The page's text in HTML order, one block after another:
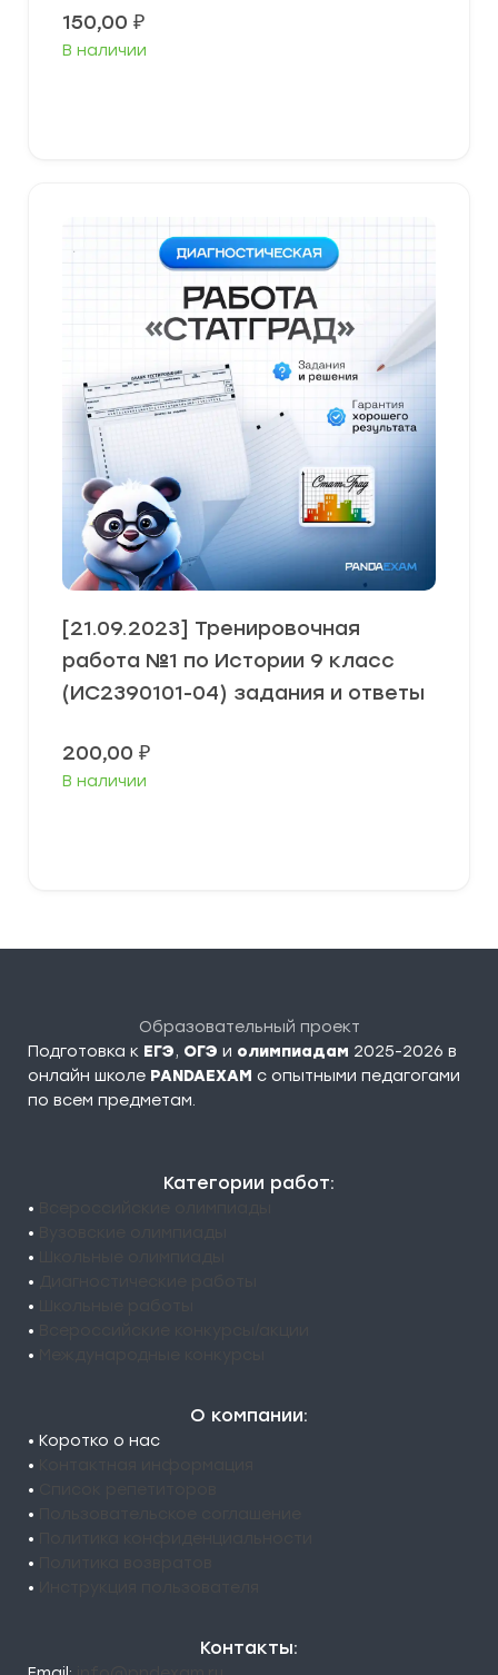
150,00 ₽
В наличии
[21.09.2023] Тренировочная
работа №1 по Истории 9 класс
(ИС2390101-04) задания и ответы
200,00 ₽
В наличии
Образовательный проект
Подготовка к ЕГЭ, ОГЭ и олимпиадам 2025-2026 в
онлайн школе PANDAEXAM c опытными педагогами
по всем предметам.
Категории работ:
•
•
•
•
•
•
•
О компании:
• Коротко о нас
•
•
•
•
•
•
Контакты: